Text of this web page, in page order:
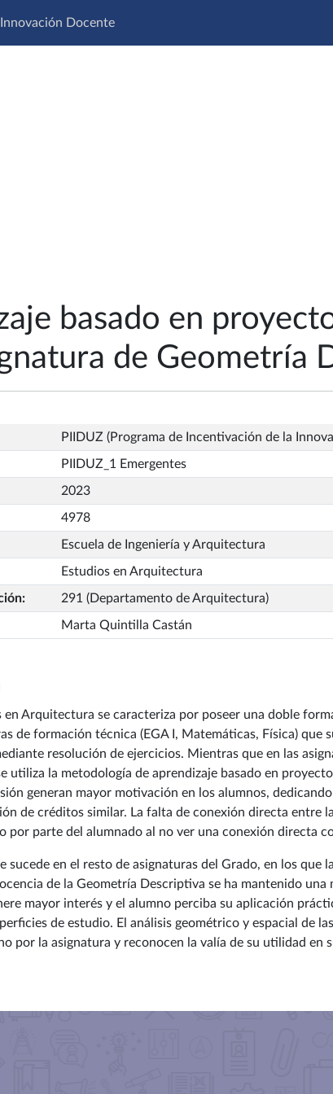
Docente
basado en
de Geometría
PIIDUZ (Programa de Incentivación de la
PIIDUZ_1 Emergentes
2023
4978
Escuela de Ingeniería y Arquitectura
Estudios en Arquitectura
: 291 (Departamento de Arquitectura)
Marta Quintilla Castán
en Arquitectura se caracteriza por poseer una doble
de formación técnica (EGA I, Matemáticas, Física)
resolución de ejercicios. Mientras que en las
utiliza la metodología de aprendizaje basado en
generan mayor motivación en los alumnos,
de créditos similar. La falta de conexión directa entre
por parte del alumnado al no ver una conexión directa
sucede en el resto de asignaturas del Grado, en los que
de la Geometría Descriptiva se ha mantenido
mayor interés y el alumno perciba su aplicación
de estudio. El análisis geométrico y espacial de
por la asignatura y reconocen la valía de su utilidad en